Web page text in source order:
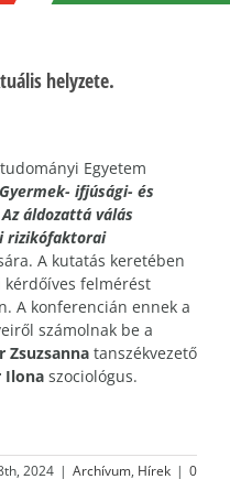
helyzete.
Egyetem
ifjúsági- és
áldozattá válás
rizikófaktorai
A kutatás keretében
kérdőíves felmérést
A konferencián ennek a
számolnak be a
Zsuzsanna tanszékvezető
Ilona szociológus.
2024 | Archívum, Hírek | 0